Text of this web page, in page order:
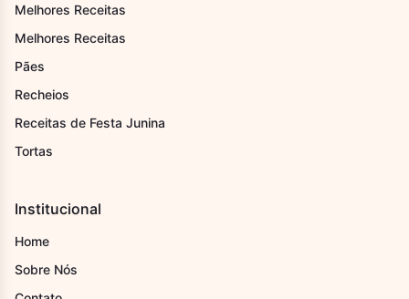
Melhores Receitas
Melhores Receitas
Pães
Recheios
Receitas de Festa Junina
Tortas
Institucional
Home
Sobre Nós